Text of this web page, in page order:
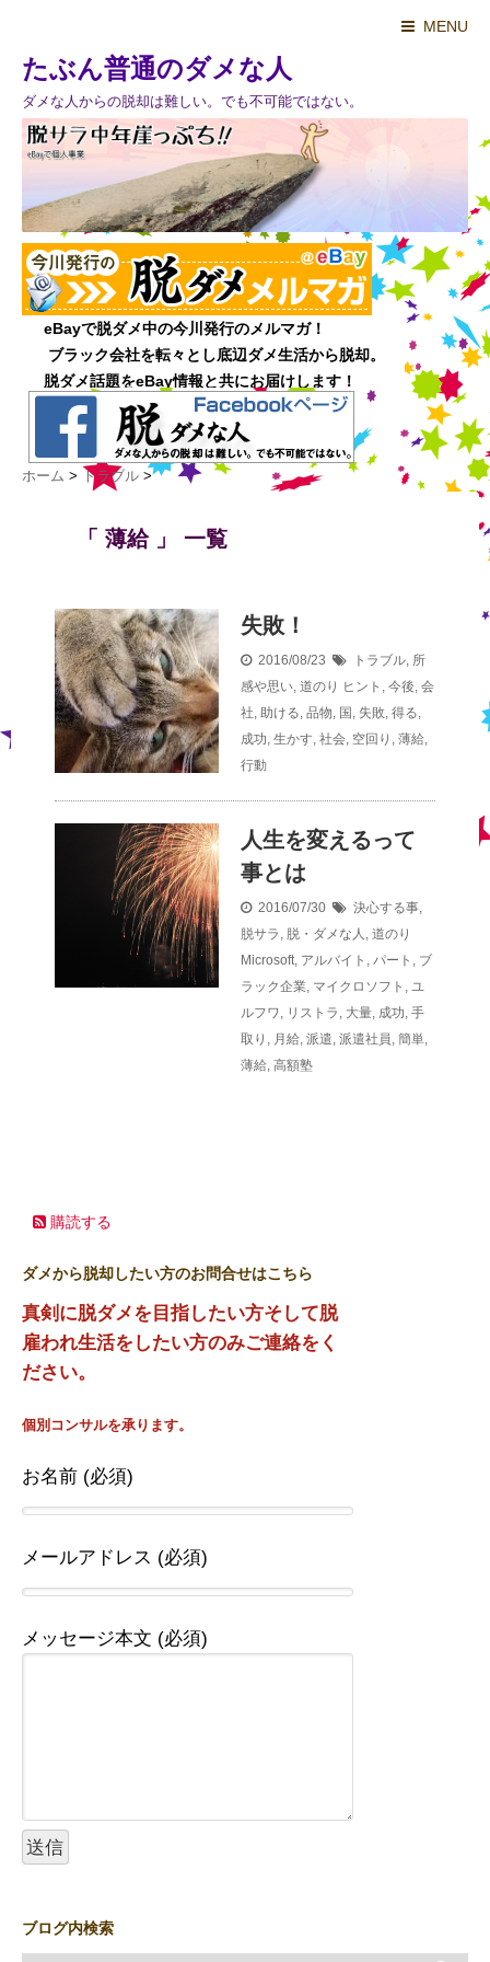
MENU
たぶん普通のダメな人
ダメな人からの脱却は難しい。でも不可能ではない。
ホーム > トラブル >
「 薄給 」 一覧
失敗！
2016/08/23 トラブル, 所
感や思い, 道のり ヒント , 今後, 会
社, 助ける, 品物, 国 , 失敗, 得る,
成功, 生かす, 社会, 空回り , 薄給,
行動
人生を変えるって
事とは
2016/07/30 決心する事,
脱サラ , 脱・ダメな人 , 道のり
Microsoft, アルバイト , パート , ブ
ラック企業, マイクロソフト , ユ
ルフワ, リストラ , 大量, 成功, 手
取り , 月給, 派遣, 派遣社員, 簡単,
薄給, 高額塾
購読する
ダメから脱却したい方のお問合せはこちら
真剣に脱ダメを目指したい方そして脱
雇われ生活をしたい方のみご連絡をく
ださい。
個別コンサルを承ります。
お名前 (必須)
メールアドレス (必須)
メッセージ本文 (必須)
ブログ内検索